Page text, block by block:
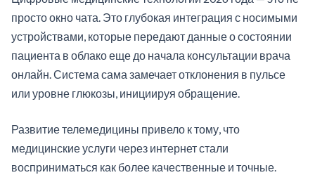
просто окно чата. Это глубокая интеграция с носимыми
устройствами, которые передают данные о состоянии
пациента в облако еще до начала консультации врача
онлайн. Система сама замечает отклонения в пульсе
или уровне глюкозы, инициируя обращение.
Развитие телемедицины привело к тому, что
медицинские услуги через интернет стали
восприниматься как более качественные и точные.